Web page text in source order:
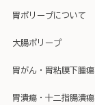
胃ポリープについて
大腸ポリープ
胃がん・胃粘膜下腫瘍
胃潰瘍・十二指腸潰瘍